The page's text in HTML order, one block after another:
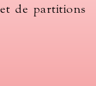
de partitions